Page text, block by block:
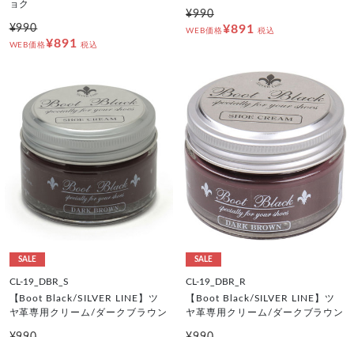
ョク
¥990
WEB価格¥891 税込
¥990
WEB価格¥891 税込
SALE
CL-19_DBR_S
【Boot Black/SILVER LINE】ツ
ヤ革専用クリーム/ダークブラウン
SALE
CL-19_DBR_R
【Boot Black/SILVER LINE】ツ
ヤ革専用クリーム/ダークブラウン